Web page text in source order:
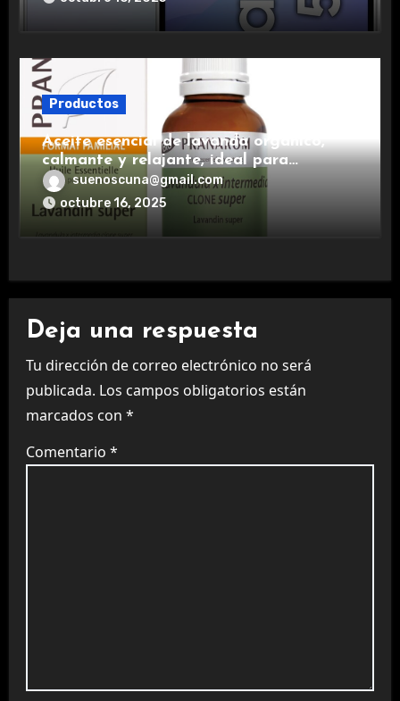
Productos
Aceite esencial de lavanda orgánico,
calmante y relajante, ideal para
aromaterapia.
suenoscuna@gmail.com
octubre 16, 2025
Deja una respuesta
Tu dirección de correo electrónico no será
publicada. Los campos obligatorios están
marcados con *
Comentario *